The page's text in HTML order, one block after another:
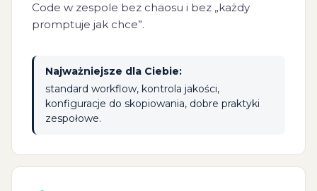
Code w zespole bez chaosu i bez „każdy
promptuje jak chce”.
Najważniejsze dla Ciebie:
standard workflow, kontrola jakości,
konfiguracje do skopiowania, dobre praktyki
zespołowe.